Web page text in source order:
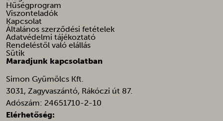
Hűségprogram
Viszonteladók
Kapcsolat
Általános szerződési fetételek
Adatvédelmi tájékoztató
Rendeléstől való elállás
Sütik
Maradjunk kapcsolatban
Simon Gyümölcs Kft.
3031, Zagyvaszántó, Rákóczi út 87.
Adószám: 24651710-2-10
Elérhetőség: